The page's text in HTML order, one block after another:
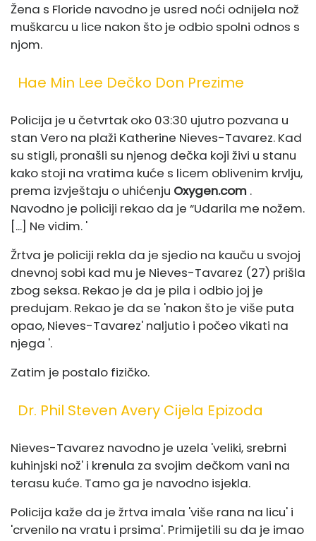
Žena s Floride navodno je usred noći odnijela nož
muškarcu u lice nakon što je odbio spolni odnos s
njom.
Hae Min Lee Dečko Don Prezime
Policija je u četvrtak oko 03:30 ujutro pozvana u
stan Vero na plaži Katherine Nieves-Tavarez. Kad
su stigli, pronašli su njenog dečka koji živi u stanu
kako stoji na vratima kuće s licem oblivenim krvlju,
prema izvještaju o uhićenju Oxygen.com .
Navodno je policiji rekao da je “Udarila me nožem.
[...] Ne vidim. '
Žrtva je policiji rekla da je sjedio na kauču u svojoj
dnevnoj sobi kad mu je Nieves-Tavarez (27) prišla
zbog seksa. Rekao je da je pila i odbio joj je
predujam. Rekao je da se 'nakon što je više puta
opao, Nieves-Tavarez' naljutio i počeo vikati na
njega '.
Zatim je postalo fizičko.
Dr. Phil Steven Avery Cijela Epizoda
Nieves-Tavarez navodno je uzela 'veliki, srebrni
kuhinjski nož' i krenula za svojim dečkom vani na
terasu kuće. Tamo ga je navodno isjekla.
Policija kaže da je žrtva imala 'više rana na licu' i
'crvenilo na vratu i prsima'. Primijetili su da je imao